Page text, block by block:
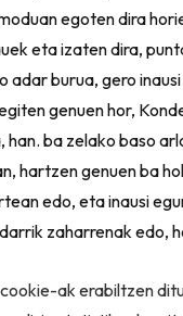
egoten dira
eta izaten dira,
adar burua, gero
genuen hor,
han. ba zelako baso
hartzen genuen ba
edo, eta inausi
zaharrenak edo,
ak erabiltzen